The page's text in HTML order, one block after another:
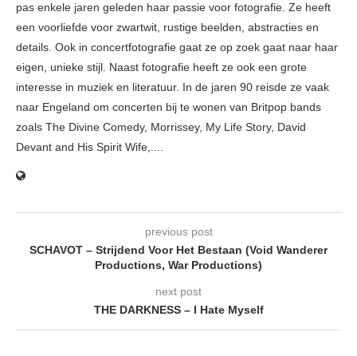
pas enkele jaren geleden haar passie voor fotografie. Ze heeft
een voorliefde voor zwartwit, rustige beelden, abstracties en
details. Ook in concertfotografie gaat ze op zoek gaat naar haar
eigen, unieke stijl. Naast fotografie heeft ze ook een grote
interesse in muziek en literatuur. In de jaren 90 reisde ze vaak
naar Engeland om concerten bij te wonen van Britpop bands
zoals The Divine Comedy, Morrissey, My Life Story, David
Devant and His Spirit Wife,....
previous post
SCHAVOT – Strijdend Voor Het Bestaan (Void Wanderer
Productions, War Productions)
next post
THE DARKNESS – I Hate Myself